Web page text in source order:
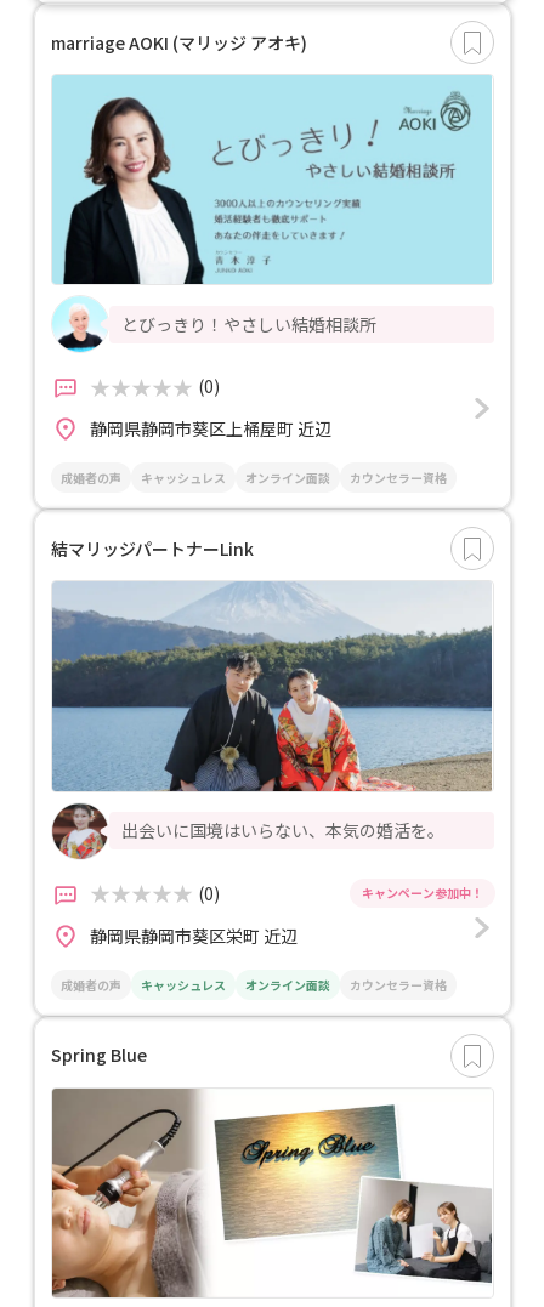
marriage AOKI (マリッジ アオキ)
とびっきり！やさしい結婚相談所
(0)
静岡県静岡市葵区上桶屋町 近辺
成婚者の声 キャッシュレス オンライン面談 カウンセラー資格
結マリッジパートナーLink
出会いに国境はいらない、本気の婚活を。
(0)
静岡県静岡市葵区栄町 近辺
成婚者の声 キャッシュレス オンライン面談 カウンセラー資格
Spring Blue